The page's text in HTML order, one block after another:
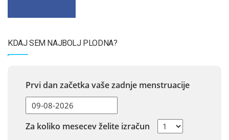
KDAJ SEM NAJBOLJ PLODNA?
Prvi dan začetka vaše zadnje menstruacije
Za koliko mesecev želite izračun